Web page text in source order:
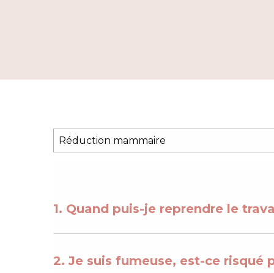
1. Quand puis-je reprendre le
2. Je suis fumeuse, est-ce risqué